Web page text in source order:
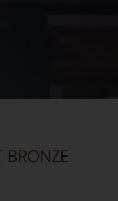
BRONZE